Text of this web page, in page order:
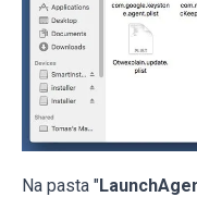
Na pasta "